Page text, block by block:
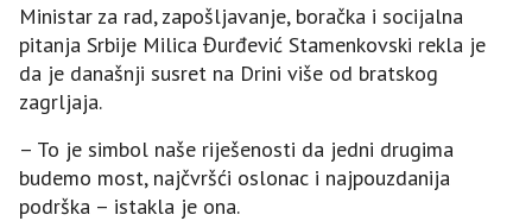
Ministar za rad, zapošljavanje, boračka i socijalna
pitanja Srbije Milica Đurđević Stamenkovski rekla je
da je današnji susret na Drini više od bratskog
zagrljaja.
– To je simbol naše riješenosti da jedni drugima
budemo most, najčvršći oslonac i najpouzdanija
podrška – istakla je ona.